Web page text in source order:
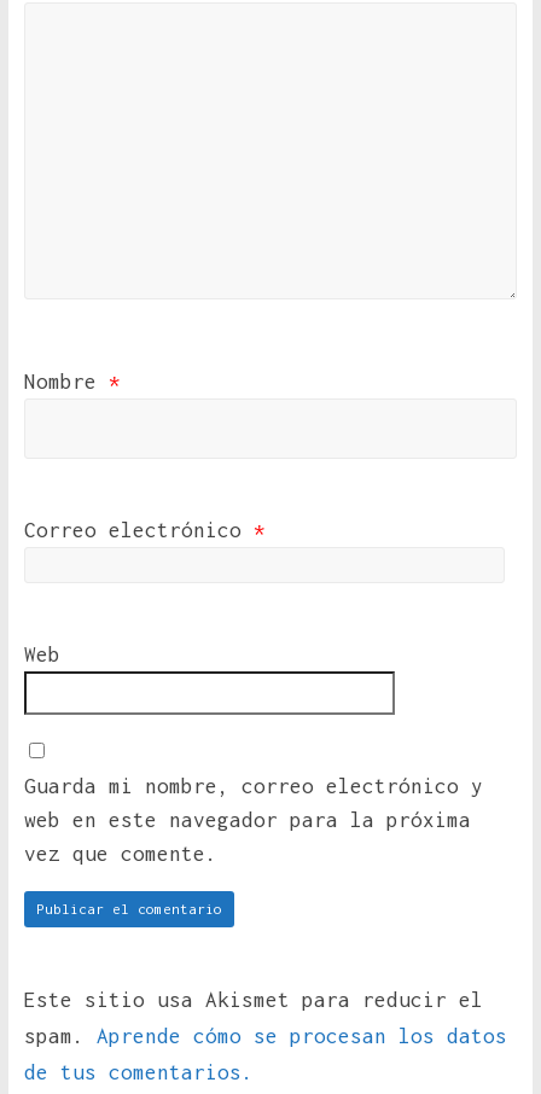
Nombre *
Correo electrónico *
Web
Guarda mi nombre, correo electrónico y
web en este navegador para la próxima
vez que comente.
Este sitio usa Akismet para reducir el
spam. Aprende cómo se procesan los datos
de tus comentarios.